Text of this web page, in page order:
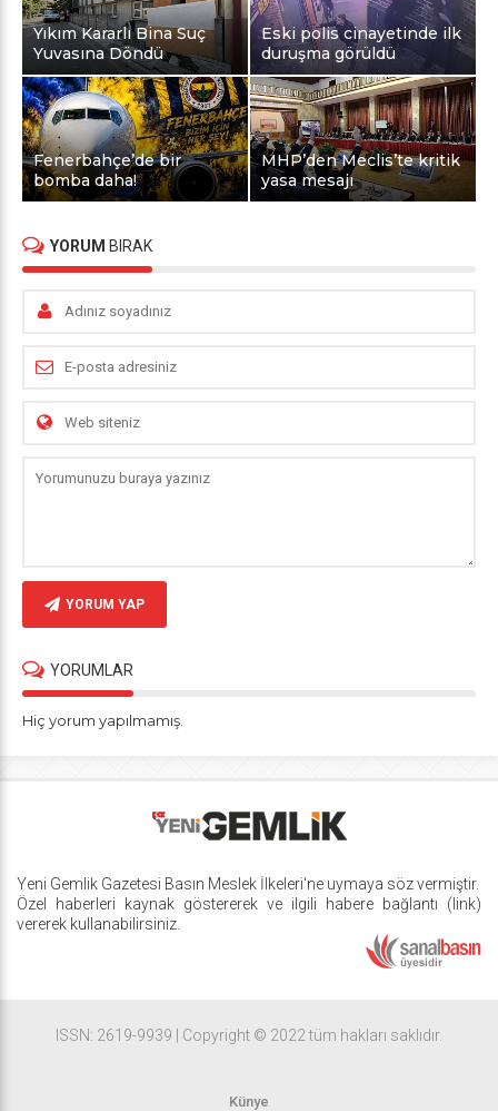
Yıkım Kararlı Bina Suç
Yuvasına Döndü
Eski polis cinayetinde ilk
duruşma görüldü
Fenerbahçe’de bir
bomba daha!
MHP’den Meclis’te kritik
yasa mesajı
YORUM BIRAK
YORUM YAP
YORUMLAR
Hiç yorum yapılmamış.
Yeni Gemlik Gazetesi Basın Meslek İlkeleri'ne uymaya söz vermiştir.
Özel haberleri kaynak göstererek ve ilgili habere bağlantı (link)
vererek kullanabilirsiniz.
ISSN: 2619-9939 | Copyright © 2022 tüm hakları saklıdır.
Künye